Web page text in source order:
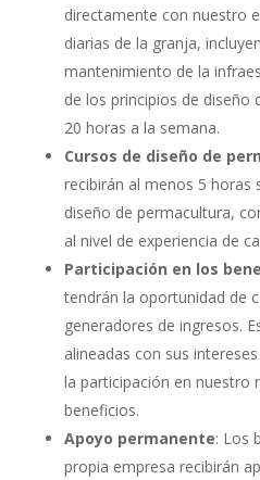
directamente con nuestro
diarias de la granja,
mantenimiento de la
de los principios de diseño
20 horas a la semana.
Cursos de diseño de
recibirán al menos 5 horas
diseño de permacultura,
al nivel de experiencia de
Participación en los
tendrán la oportunidad de
generadores de ingresos.
alineadas con sus
la participación en nuestro
beneficios.
Apoyo permanente: Los
propia empresa recibirán